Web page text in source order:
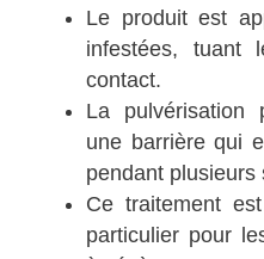
Le produit est
infestées, tuant
contact.
La pulvérisation
une barrière qui
pendant plusieurs
Ce traitement
particulier pour